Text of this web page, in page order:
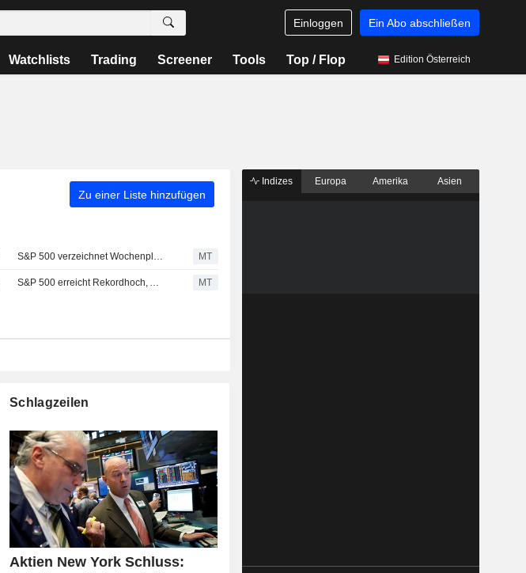
Einloggen Ein Abo abschließen
Watchlists Trading Screener Tools Top / Flop Edition Österreich
Zu einer Liste hinzufügen
S&P 500 verzeichnet Wochenplus, da Tech-Giganten kräftig zulegen MT
S&P 500 erreicht Rekordhoch, Arbeitsmarktbericht dämpft Wetten auf Zinserhöhung MT
Schlagzeilen
Aktien New York Schluss:
Indizes Europa Amerika Asien